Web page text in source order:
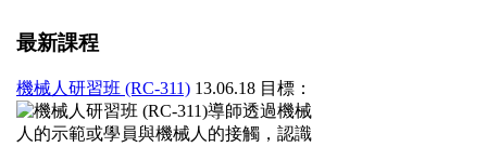
最新課程
機械人研習班 (RC-311) 13.06.18 目標：
導師透過機械
人的示範或學員與機械人的接觸，認識